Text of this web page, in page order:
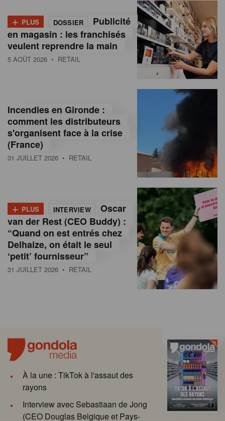
+ PLUS DOSSIER
Publicité
en magasin : les franchisés
veulent reprendre la main
5 AOÛT 2026 • RETAIL
Incendies en Gironde :
comment les distributeurs
s'organisent face à la crise
(France)
31 JUILLET 2026 • RETAIL
+ PLUS INTERVIEW
Oscar
van der Rest (CEO Buddy) :
“Quand on est entrés chez
Delhaize, on était le seul
‘petit’ fournisseur”
31 JUILLET 2026 • RETAIL
À la une : TikTok à l'assaut des
rayons
Interview avec Sebastiaan de Jong
(CEO Douglas Belgique et Pays-